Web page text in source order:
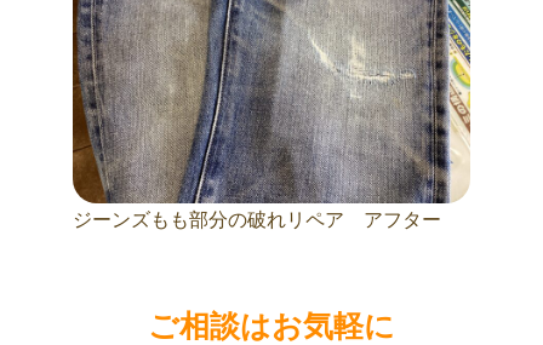
ジーンズもも部分の破れリペア アフター
ご相談はお気軽に